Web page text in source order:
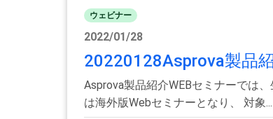
ウェビナー
2022/01/28
20220128Asprova製品
Asprova製品紹介WEBセミナーでは
は海外版Webセミナーとなり、 対象...